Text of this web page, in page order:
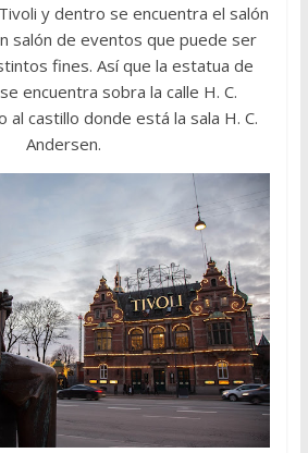
y dentro se encuentra el salón
salón de eventos que puede ser
fines. Así que la estatua de
encuentra sobra la calle H. C.
al castillo donde está la sala H. C.
Andersen.